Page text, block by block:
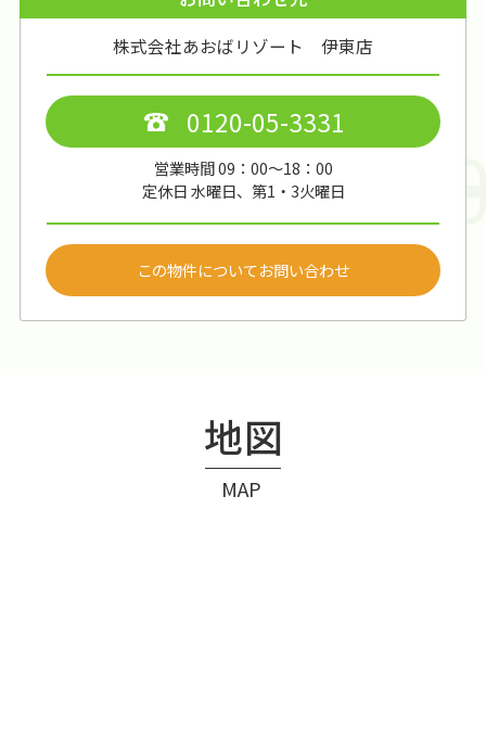
株式会社あおばリゾート 伊東店
0120-05-3331
営業時間 09：00～18：00
定休日 水曜日、第1・3火曜日
この物件についてお問い合わせ
地図
MAP